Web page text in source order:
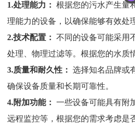
1.处理能力： 根据您的污水产生量
理能力的设备，以确保能够有效处
2.技术配置： 不同的设备可能采用
处理、物理过滤等。根据您的水质
3.质量和耐久性： 选择知名品牌或
确保设备质量和长期可靠性。
4.附加功能： 一些设备可能具有附
远程监控等，根据您的需求考虑是